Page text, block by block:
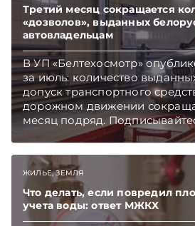
Третий месяц сокращается
«дозволов», выданных
автовладельцам
В УП «Белтехосмотр»
за июль: количество
допуск транспортного
дорожном движении
месяц подряд.
Telegram‑канал и Viber.
TelegramViber
ЖИЛЬЕ, ЗЕМЛЯ
Что делать, если повредил
учета воды: ответ МЖКХ